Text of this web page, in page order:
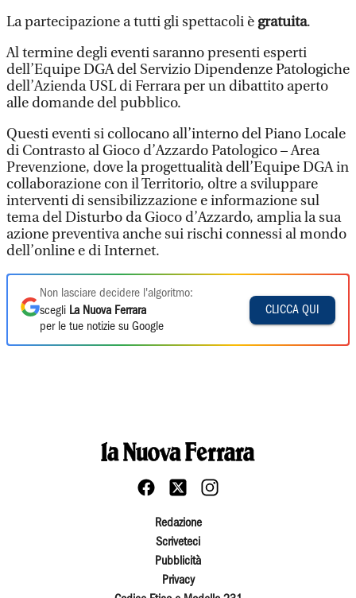
La partecipazione a tutti gli spettacoli è gratuita.
Al termine degli eventi saranno presenti esperti
dell’Equipe DGA del Servizio Dipendenze Patologiche
dell’Azienda USL di Ferrara per un dibattito aperto
alle domande del pubblico.
Questi eventi si collocano all’interno del Piano Locale
di Contrasto al Gioco d’Azzardo Patologico – Area
Prevenzione, dove la progettualità dell’Equipe DGA in
collaborazione con il Territorio, oltre a sviluppare
interventi di sensibilizzazione e informazione sul
tema del Disturbo da Gioco d’Azzardo, amplia la sua
azione preventiva anche sui rischi connessi al mondo
dell’online e di Internet.
Non lasciare decidere l'algoritmo:
scegli La Nuova Ferrara
per le tue notizie su Google
CLICCA QUI
Redazione
Scriveteci
Pubblicità
Privacy